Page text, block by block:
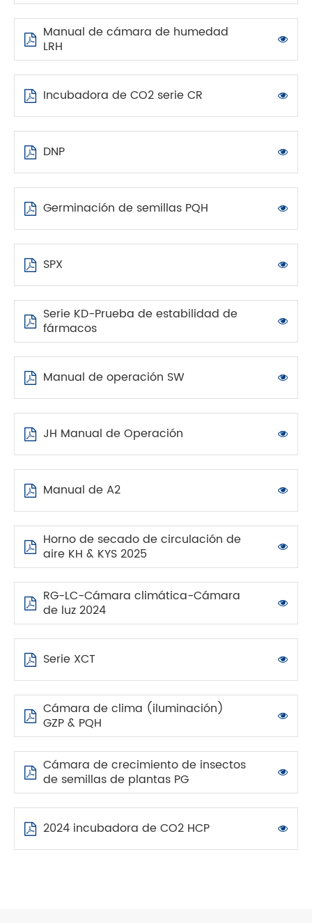
Manual de cámara de humedad
LRH
Incubadora de CO2 serie CR
DNP
Germinación de semillas PQH
SPX
Serie KD-Prueba de estabilidad de
fármacos
Manual de operación SW
JH Manual de Operación
Manual de A2
Horno de secado de circulación de
aire KH & KYS 2025
RG-LC-Cámara climática-Cámara
de luz 2024
Serie XCT
Cámara de clima (iluminación)
GZP & PQH
Cámara de crecimiento de insectos
de semillas de plantas PG
2024 incubadora de CO2 HCP